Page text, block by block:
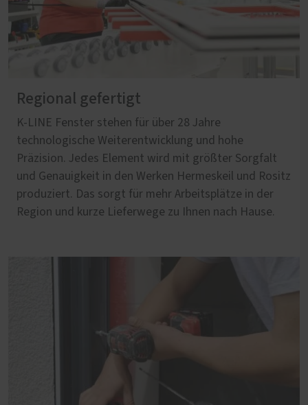
Regional gefertigt
K-LINE Fenster stehen für über 28 Jahre
technologische Weiterentwicklung und hohe
Präzision. Jedes Element wird mit größter Sorgfalt
und Genauigkeit in den Werken Hermeskeil und Rositz
produziert. Das sorgt für mehr Arbeitsplätze in der
Region und kurze Lieferwege zu Ihnen nach Hause.